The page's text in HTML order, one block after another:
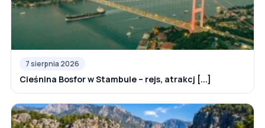
7 sierpnia 2026
Cieśnina Bosfor w Stambule – rejs, atrakcj [...]